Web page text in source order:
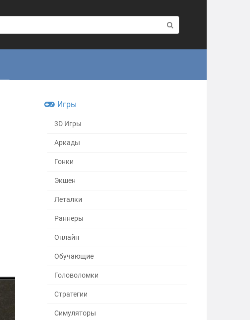
Игры
3D Игры
Аркады
Гонки
Экшен
Леталки
Раннеры
Онлайн
Обучающие
Головоломки
Стратегии
Симуляторы